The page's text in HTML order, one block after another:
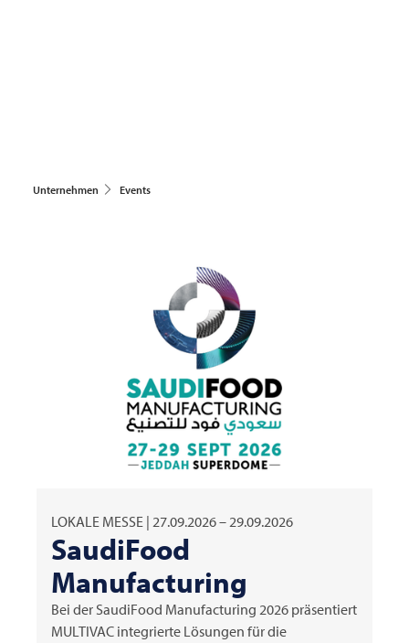
Unternehmen Events
LOKALE MESSE | 27.09.2026 – 29.09.2026
SaudiFood
Manufacturing
Bei der SaudiFood Manufacturing 2026 präsentiert
MULTIVAC integrierte Lösungen für die